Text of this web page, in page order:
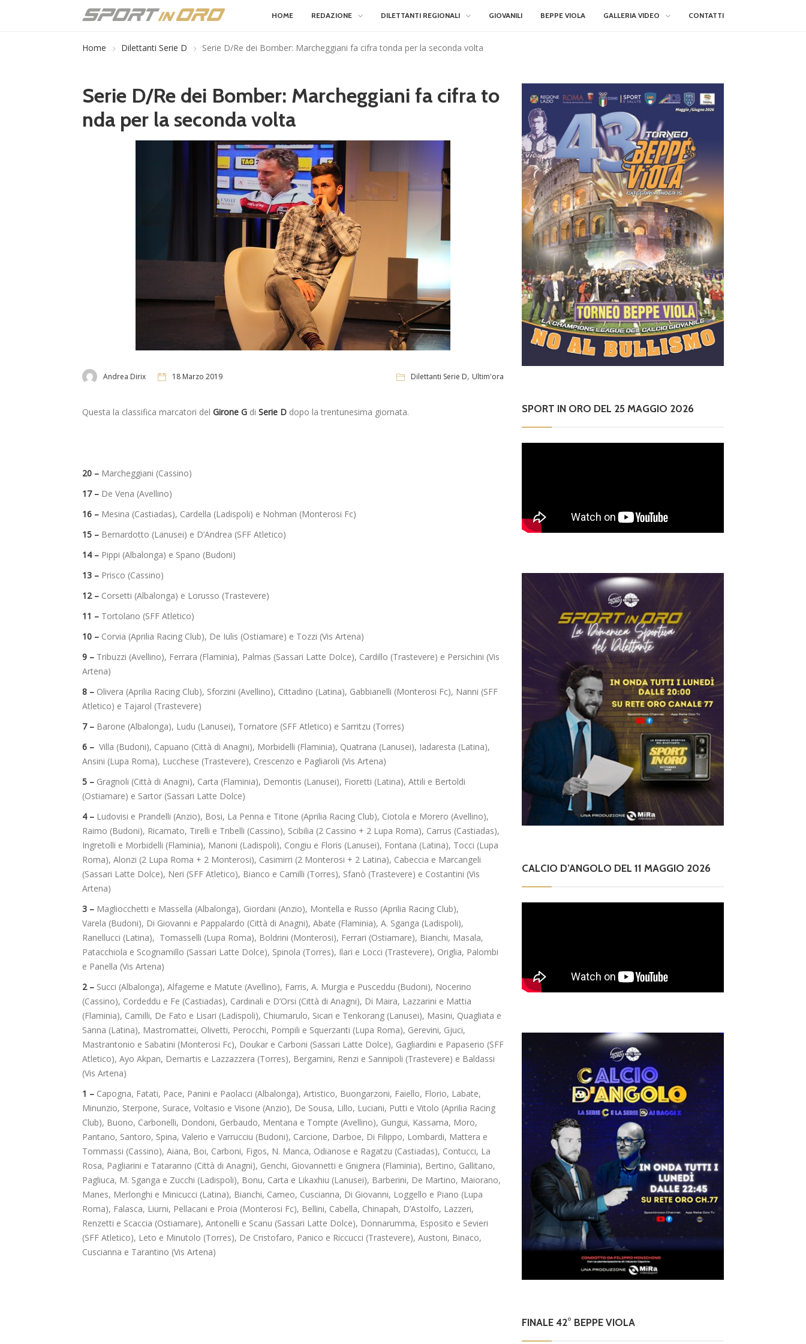
HOME REDAZIONE DILETTANTI REGIONALI GIOVANILI BEPPE VIOLA GALLERIA VIDEO CONTATTI
Home Dilettanti Serie D Serie D/Re dei Bomber: Marcheggiani fa cifra tonda per la seconda volta
Serie D/Re dei Bomber: Marcheggiani fa cifra to
nda per la seconda volta
Andrea Dirix 18 Marzo 2019 Dilettanti Serie D, Ultim'ora
Questa la classifica marcatori del Girone G di Serie D dopo la trentunesima giornata.
20 – Marcheggiani (Cassino)
17 – De Vena (Avellino)
16 – Mesina (Castiadas), Cardella (Ladispoli) e Nohman (Monterosi Fc)
15 – Bernardotto (Lanusei) e D’Andrea (SFF Atletico)
14 – Pippi (Albalonga) e Spano (Budoni)
13 – Prisco (Cassino)
12 – Corsetti (Albalonga) e Lorusso (Trastevere)
11 – Tortolano (SFF Atletico)
10 – Corvia (Aprilia Racing Club), De Iulis (Ostiamare) e Tozzi (Vis Artena)
9 – Tribuzzi (Avellino), Ferrara (Flaminia), Palmas (Sassari Latte Dolce), Cardillo (Trastevere) e Persichini (Vis
Artena)
8 – Olivera (Aprilia Racing Club), Sforzini (Avellino), Cittadino (Latina), Gabbianelli (Monterosi Fc), Nanni (SFF
Atletico) e Tajarol (Trastevere)
7 – Barone (Albalonga), Ludu (Lanusei), Tornatore (SFF Atletico) e Sarritzu (Torres)
6 – Villa (Budoni), Capuano (Città di Anagni), Morbidelli (Flaminia), Quatrana (Lanusei), Iadaresta (Latina),
Ansini (Lupa Roma), Lucchese (Trastevere), Crescenzo e Pagliaroli (Vis Artena)
5 – Gragnoli (Città di Anagni), Carta (Flaminia), Demontis (Lanusei), Fioretti (Latina), Attili e Bertoldi
(Ostiamare) e Sartor (Sassari Latte Dolce)
4 – Ludovisi e Prandelli (Anzio), Bosi, La Penna e Titone (Aprilia Racing Club), Ciotola e Morero (Avellino),
Raimo (Budoni), Ricamato, Tirelli e Tribelli (Cassino), Scibilia (2 Cassino + 2 Lupa Roma), Carrus (Castiadas),
Ingretolli e Morbidelli (Flaminia), Manoni (Ladispoli), Congiu e Floris (Lanusei), Fontana (Latina), Tocci (Lupa
Roma), Alonzi (2 Lupa Roma + 2 Monterosi), Casimirri (2 Monterosi + 2 Latina), Cabeccia e Marcangeli
(Sassari Latte Dolce), Neri (SFF Atletico), Bianco e Camilli (Torres), Sfanò (Trastevere) e Costantini (Vis
Artena)
3 – Magliocchetti e Massella (Albalonga), Giordani (Anzio), Montella e Russo (Aprilia Racing Club),
Varela (Budoni), Di Giovanni e Pappalardo (Città di Anagni), Abate (Flaminia), A. Sganga (Ladispoli),
Ranellucci (Latina), Tomasselli (Lupa Roma), Boldrini (Monterosi), Ferrari (Ostiamare), Bianchi, Masala,
Patacchiola e Scognamillo (Sassari Latte Dolce), Spinola (Torres), Ilari e Locci (Trastevere), Origlia, Palombi
e Panella (Vis Artena)
2 – Succi (Albalonga), Alfageme e Matute (Avellino), Farris, A. Murgia e Pusceddu (Budoni), Nocerino
(Cassino), Cordeddu e Fe (Castiadas), Cardinali e D’Orsi (Città di Anagni), Di Maira, Lazzarini e Mattia
(Flaminia), Camilli, De Fato e Lisari (Ladispoli), Chiumarulo, Sicari e Tenkorang (Lanusei), Masini, Quagliata e
Sanna (Latina), Mastromattei, Olivetti, Perocchi, Pompili e Squerzanti (Lupa Roma), Gerevini, Gjuci,
Mastrantonio e Sabatini (Monterosi Fc), Doukar e Carboni (Sassari Latte Dolce), Gagliardini e Papaserio (SFF
Atletico), Ayo Akpan, Demartis e Lazzazzera (Torres), Bergamini, Renzi e Sannipoli (Trastevere) e Baldassi
(Vis Artena)
1 – Capogna, Fatati, Pace, Panini e Paolacci (Albalonga), Artistico, Buongarzoni, Faiello, Florio, Labate,
Minunzio, Sterpone, Surace, Voltasio e Visone (Anzio), De Sousa, Lillo, Luciani, Putti e Vitolo (Aprilia Racing
Club), Buono, Carbonelli, Dondoni, Gerbaudo, Mentana e Tompte (Avellino), Gungui, Kassama, Moro,
Pantano, Santoro, Spina, Valerio e Varrucciu (Budoni), Carcione, Darboe, Di Filippo, Lombardi, Mattera e
Tommassi (Cassino), Aiana, Boi, Carboni, Figos, N. Manca, Odianose e Ragatzu (Castiadas), Contucci, La
Rosa, Pagliarini e Tataranno (Città di Anagni), Genchi, Giovannetti e Gnignera (Flaminia), Bertino, Gallitano,
Pagliuca, M. Sganga e Zucchi (Ladispoli), Bonu, Carta e Likaxhiu (Lanusei), Barberini, De Martino, Maiorano,
Manes, Merlonghi e Minicucci (Latina), Bianchi, Cameo, Cuscianna, Di Giovanni, Loggello e Piano (Lupa
Roma), Falasca, Liurni, Pellacani e Proia (Monterosi Fc), Bellini, Cabella, Chinapah, D’Astolfo, Lazzeri,
Renzetti e Scaccia (Ostiamare), Antonelli e Scanu (Sassari Latte Dolce), Donnarumma, Esposito e Sevieri
(SFF Atletico), Leto e Minutolo (Torres), De Cristofaro, Panico e Riccucci (Trastevere), Austoni, Binaco,
Cuscianna e Tarantino (Vis Artena)
SPORT IN ORO DEL 25 MAGGIO 2026
CALCIO D’ANGOLO DEL 11 MAGGIO 2026
FINALE 42° BEPPE VIOLA